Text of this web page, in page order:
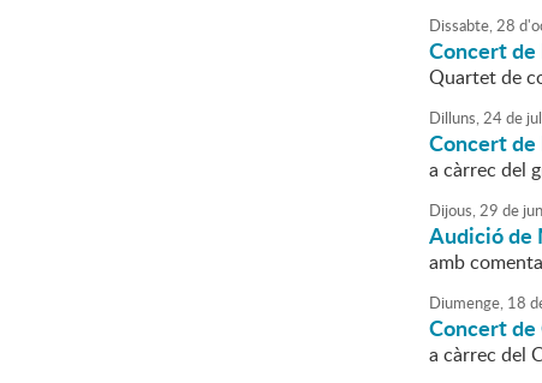
Dissabte,28 d'
Concert
Quartet de
Dilluns,24de
Concert de
a càrrec del
Dijous,29 de
Audició de
amb
Diumenge, 18
Concert de
a càrrec del